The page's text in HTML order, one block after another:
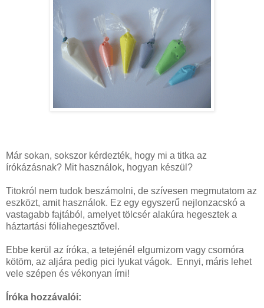
Már sokan, sokszor kérdezték, hogy mi a titka az
írókázásnak? Mit használok, hogyan készül?
Titokról nem tudok beszámolni, de szívesen megmutatom az
eszközt, amit használok. Ez egy egyszerű nejlonzacskó a
vastagabb fajtából, amelyet tölcsér alakúra hegesztek a
háztartási fóliahegesztővel.
Ebbe kerül az íróka, a tetejénél elgumizom vagy csomóra
kötöm, az aljára pedig pici lyukat vágok. Ennyi, máris lehet
vele szépen és vékonyan írni!
Íróka hozzávalói: